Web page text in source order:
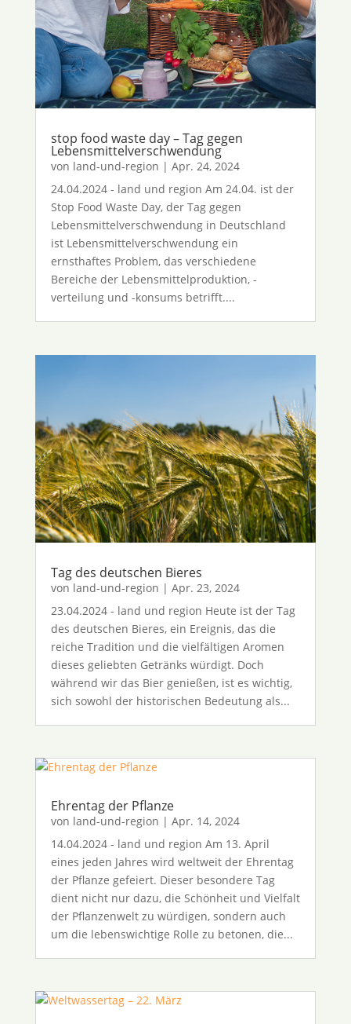
stop food waste day – Tag gegen
Lebensmittelverschwendung
von land-und-region | Apr. 24, 2024
24.04.2024 - land und region Am 24.04. ist der
Stop Food Waste Day, der Tag gegen
Lebensmittelverschwendung in Deutschland
ist Lebensmittelverschwendung ein
ernsthaftes Problem, das verschiedene
Bereiche der Lebensmittelproduktion, -
verteilung und -konsums betrifft....
Tag des deutschen Bieres
von land-und-region | Apr. 23, 2024
23.04.2024 - land und region Heute ist der Tag
des deutschen Bieres, ein Ereignis, das die
reiche Tradition und die vielfältigen Aromen
dieses geliebten Getränks würdigt. Doch
während wir das Bier genießen, ist es wichtig,
sich sowohl der historischen Bedeutung als...
Ehrentag der Pflanze
von land-und-region | Apr. 14, 2024
14.04.2024 - land und region Am 13. April
eines jeden Jahres wird weltweit der Ehrentag
der Pflanze gefeiert. Dieser besondere Tag
dient nicht nur dazu, die Schönheit und Vielfalt
der Pflanzenwelt zu würdigen, sondern auch
um die lebenswichtige Rolle zu betonen, die...